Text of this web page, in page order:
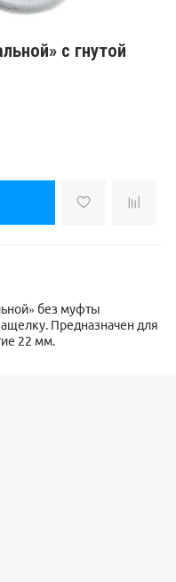
с гнутой
без муфты
Предназначен для
22 мм.